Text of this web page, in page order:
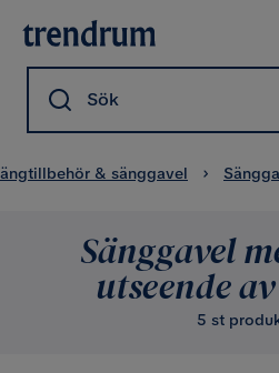
Sök
& sänggavel
Sänggavel
utseende
5 st